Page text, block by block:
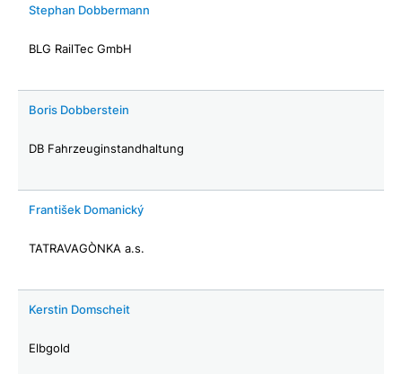
Stephan Dobbermann
BLG RailTec GmbH
Boris Dobberstein
DB Fahrzeuginstandhaltung
František Domanický
TATRAVAGÒNKA a.s.
Kerstin Domscheit
Elbgold